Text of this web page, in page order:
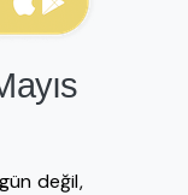
değil,